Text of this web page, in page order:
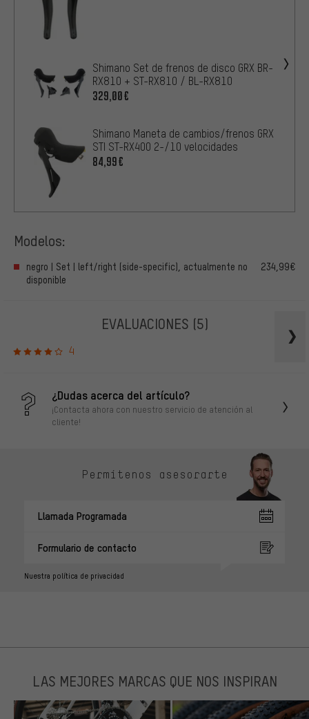
Shimano Set de frenos de disco GRX BR-
RX810 + ST-RX810 / BL-RX810
329,00€
Shimano Maneta de cambios/frenos GRX
STI ST-RX400 2-/10 velocidades
84,99€
Modelos:
negro | Set | left/right (side-specific), actualmente no
disponible
234,99€
EVALUACIONES (5)
4
¿Dudas acerca del artículo?
¡Contacta ahora con nuestro servicio de atención al
cliente!
Permítenos asesorarte
Llamada Programada
Formulario de contacto
Nuestra política de privacidad
LAS MEJORES MARCAS QUE NOS INSPIRAN